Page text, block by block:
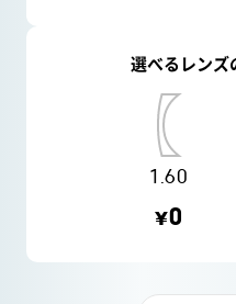
選べるレンズ
1.60
¥0